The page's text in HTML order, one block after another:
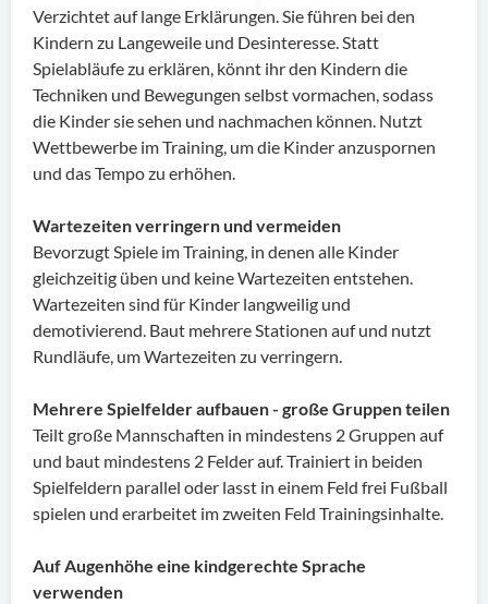
Verzichtet auf lange Erklärungen. Sie führen bei den
Kindern zu Langeweile und Desinteresse. Statt
Spielabläufe zu erklären, könnt ihr den Kindern die
Techniken und Bewegungen selbst vormachen, sodass
die Kinder sie sehen und nachmachen können. Nutzt
Wettbewerbe im Training, um die Kinder anzuspornen
und das Tempo zu erhöhen.
Wartezeiten verringern und vermeiden
Bevorzugt Spiele im Training, in denen alle Kinder
gleichzeitig üben und keine Wartezeiten entstehen.
Wartezeiten sind für Kinder langweilig und
demotivierend. Baut mehrere Stationen auf und nutzt
Rundläufe, um Wartezeiten zu verringern.
Mehrere Spielfelder aufbauen - große Gruppen teilen
Teilt große Mannschaften in mindestens 2 Gruppen auf
und baut mindestens 2 Felder auf. Trainiert in beiden
Spielfeldern parallel oder lasst in einem Feld frei Fußball
spielen und erarbeitet im zweiten Feld Trainingsinhalte.
Auf Augenhöhe eine kindgerechte Sprache
verwenden